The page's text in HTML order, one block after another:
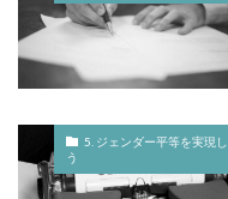
5. ジェンダー平等を実現し
う